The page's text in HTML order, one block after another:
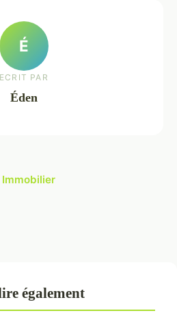
É
ECRIT PAR
Éden
également